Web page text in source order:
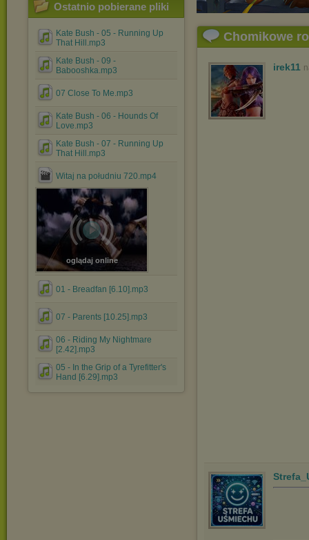
Ostatnio pobierane pliki
Kate Bush - 05 - Running Up
That Hill.mp3
Kate Bush - 09 -
Babooshka.mp3
07 Close To Me.mp3
Kate Bush - 06 - Hounds Of
Love.mp3
Kate Bush - 07 - Running Up
That Hill.mp3
Witaj na południu 720.mp4
oglądaj online
01 - Breadfan [6.10].mp3
07 - Parents [10.25].mp3
06 - Riding My Nightmare
[2.42].mp3
05 - In the Grip of a Tyrefitter's
Hand [6.29].mp3
Chomikowe
irek11